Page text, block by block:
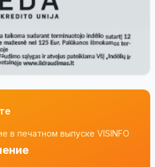
в печатном выпуске VISINFO